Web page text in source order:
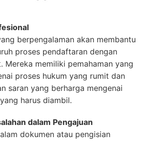
berpengalaman akan membantu
proses pendaftaran dengan
Mereka memiliki pemahaman yang
proses hukum yang rumit dan
saran yang berharga mengenai
harus diambil.
dalam Pengajuan
dokumen atau pengisian